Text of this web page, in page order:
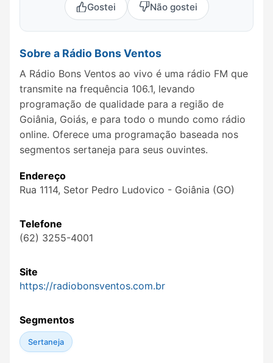
Gostei Não gostei
Sobre a Rádio Bons Ventos
A Rádio Bons Ventos ao vivo é uma rádio FM que
transmite na frequência 106.1, levando
programação de qualidade para a região de
Goiânia, Goiás, e para todo o mundo como rádio
online. Oferece uma programação baseada nos
segmentos sertaneja para seus ouvintes.
Endereço
Rua 1114, Setor Pedro Ludovico - Goiânia (GO)
Telefone
(62) 3255-4001
Site
https://radiobonsventos.com.br
Segmentos
Sertaneja